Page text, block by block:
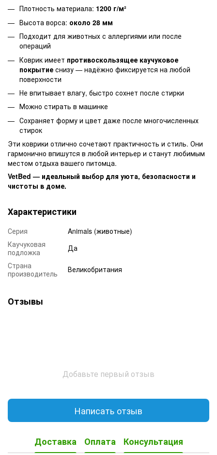
Плотность материала: 1200 г/м²
Высота ворса: около 28 мм
Подходит для животных с аллергиями или после
операций
Коврик имеет противоскользящее каучуковое
покрытие снизу — надёжно фиксируется на любой
поверхности
Не впитывает влагу, быстро сохнет после стирки
Можно стирать в машинке
Сохраняет форму и цвет даже после многочисленных
стирок
Эти коврики отлично сочетают практичность и стиль. Они
гармонично впишутся в любой интерьер и станут любимым
местом отдыха вашего питомца.
VetBed — идеальный выбор для уюта, безопасности и
чистоты в доме.
Характеристики
Серия
Animals (животные)
Каучуковая
подложка
Да
Страна
производитель
Великобритания
Отзывы
Добавьте первый отзыв
Написать отзыв
Доставка Оплата Консультация